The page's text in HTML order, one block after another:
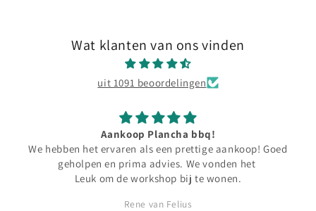
Wat klanten van ons vinden
uit 1091 beoordelingen
Aankoop Plancha bbq!
We hebben het ervaren als een prettige aankoop! Goed
geholpen en prima advies. We vonden het
Leuk om de workshop bij te wonen.
Rene van Felius